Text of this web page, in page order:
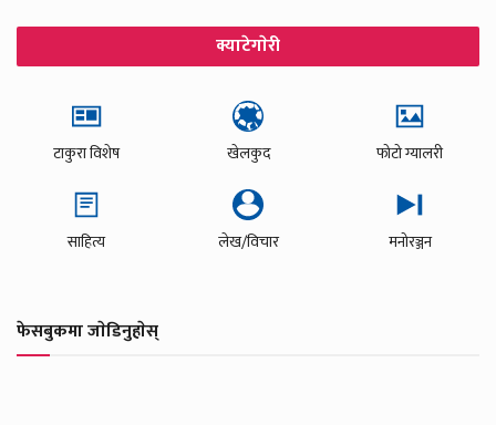
क्याटेगाेरी
टाकुरा विशेष खेलकुद फोटो ग्यालरी
साहित्य लेख/विचार मनोरञ्जन
फेसबुकमा जाेडिनुहाेस्